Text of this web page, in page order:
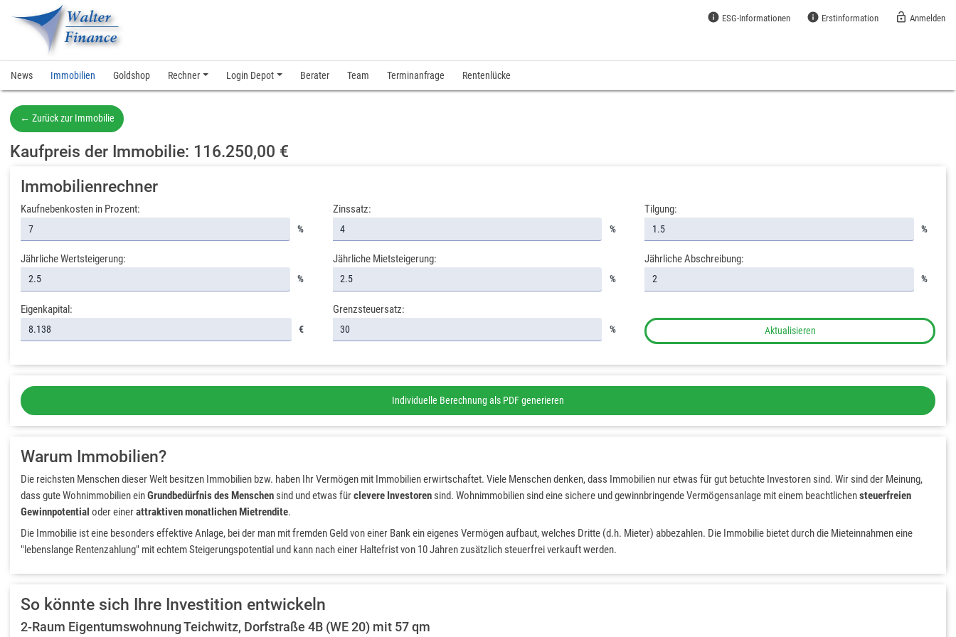
info ESG-Informationen info Erstinformation lock_open Anmelden
News Immobilien Goldshop Rechner Login Depot Berater Team Terminanfrage Rentenlücke
← Zurück zur Immobilie
Kaufpreis der Immobilie: 116.250,00 €
Immobilienrechner
Kaufnebenkosten in Prozent:
%
Zinssatz:
%
Tilgung:
%
Jährliche Wertsteigerung:
%
Jährliche Mietsteigerung:
%
Jährliche Abschreibung:
%
Eigenkapital:
€
Grenzsteuersatz:
% Aktualisieren
Individuelle Berechnung als PDF generieren
Warum Immobilien?
Die reichsten Menschen dieser Welt besitzen Immobilien bzw. haben Ihr Vermögen mit Immobilien erwirtschaftet. Viele Menschen denken, dass Immobilien nur etwas für gut betuchte Investoren sind. Wir sind der Meinung,
dass gute Wohnimmobilien einGrundbedürfnis des Menschen sind und etwas fürclevere Investoren sind. Wohnimmobilien sind eine sichere und gewinnbringende Vermögensanlage mit einem beachtlichensteuerfreien
Gewinnpotential oder einerattraktiven monatlichen Mietrendite.
Die Immobilie ist eine besonders effektive Anlage, bei der man mit fremden Geld von einer Bank ein eigenes Vermögen aufbaut, welches Dritte (d.h. Mieter) abbezahlen. Die Immobilie bietet durch die Mieteinnahmen eine
"lebenslange Rentenzahlung" mit echtem Steigerungspotential und kann nach einer Haltefrist von 10 Jahren zusätzlich steuerfrei verkauft werden.
So könnte sich Ihre Investition entwickeln
2-Raum Eigentumswohnung Teichwitz, Dorfstraße 4B (WE 20) mit 57 qm